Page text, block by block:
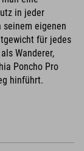
in jeder
seinem eigenen
für jedes
Wanderer,
Poncho Pro
hinführt.